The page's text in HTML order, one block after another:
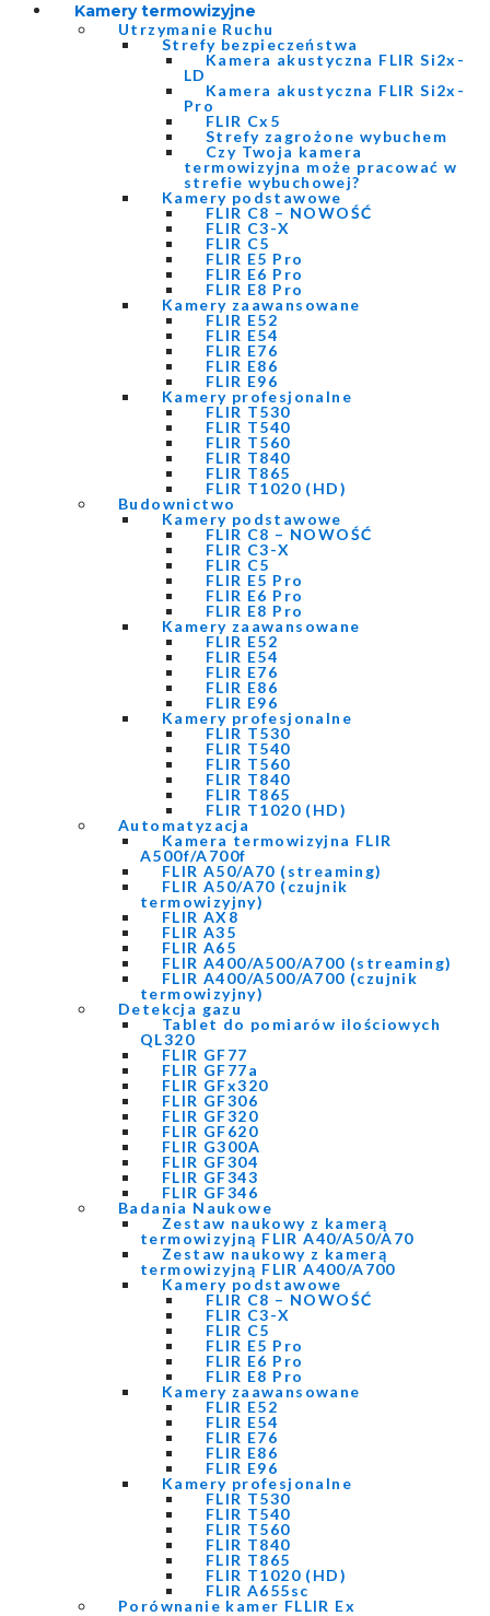
Kamery termowizyjne
Utrzymanie Ruchu
Strefy bezpieczeństwa
Kamera akustyczna FLIR Si2x-
LD
Kamera akustyczna FLIR Si2x-
Pro
FLIR Cx5
Strefy zagrożone wybuchem
Czy Twoja kamera
termowizyjna może pracować w
strefie wybuchowej?
Kamery podstawowe
FLIR C8 – NOWOŚĆ
FLIR C3-X
FLIR C5
FLIR E5 Pro
FLIR E6 Pro
FLIR E8 Pro
Kamery zaawansowane
FLIR E52
FLIR E54
FLIR E76
FLIR E86
FLIR E96
Kamery profesjonalne
FLIR T530
FLIR T540
FLIR T560
FLIR T840
FLIR T865
FLIR T1020 (HD)
Budownictwo
Kamery podstawowe
FLIR C8 – NOWOŚĆ
FLIR C3-X
FLIR C5
FLIR E5 Pro
FLIR E6 Pro
FLIR E8 Pro
Kamery zaawansowane
FLIR E52
FLIR E54
FLIR E76
FLIR E86
FLIR E96
Kamery profesjonalne
FLIR T530
FLIR T540
FLIR T560
FLIR T840
FLIR T865
FLIR T1020 (HD)
Automatyzacja
Kamera termowizyjna FLIR
A500f/A700f
FLIR A50/A70 (streaming)
FLIR A50/A70 (czujnik
termowizyjny)
FLIR AX8
FLIR A35
FLIR A65
FLIR A400/A500/A700 (streaming)
FLIR A400/A500/A700 (czujnik
termowizyjny)
Detekcja gazu
Tablet do pomiarów ilościowych
QL320
FLIR GF77
FLIR GF77a
FLIR GFx320
FLIR GF306
FLIR GF320
FLIR GF620
FLIR G300A
FLIR GF304
FLIR GF343
FLIR GF346
Badania Naukowe
Zestaw naukowy z kamerą
termowizyjną FLIR A40/A50/A70
Zestaw naukowy z kamerą
termowizyjną FLIR A400/A700
Kamery podstawowe
FLIR C8 – NOWOŚĆ
FLIR C3-X
FLIR C5
FLIR E5 Pro
FLIR E6 Pro
FLIR E8 Pro
Kamery zaawansowane
FLIR E52
FLIR E54
FLIR E76
FLIR E86
FLIR E96
Kamery profesjonalne
FLIR T530
FLIR T540
FLIR T560
FLIR T840
FLIR T865
FLIR T1020 (HD)
FLIR A655sc
Porównanie kamer FLLIR Ex